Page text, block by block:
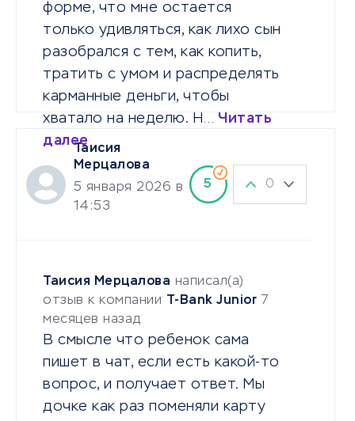
форме, что мне остается
только удивляться, как лихо сын
разобрался с тем, как копить,
тратить с умом и распределять
карманные деньги, чтобы
хватало на неделю. Н… Читать
далее
Таисия
Мерцалова
5 января 2026 в
14:53
5 0
Таисия Мерцалова написал(а)
отзыв к компании
T-Bank Junior 7
месяцев назад
В смысле что ребенок сама
пишет в чат, если есть какой-то
вопрос, и получает ответ. Мы
дочке как раз поменяли карту